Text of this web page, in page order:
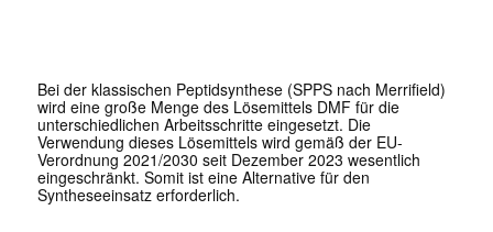
Bei der klassischen Peptidsynthese (SPPS nach ­Merrifield)
wird eine große Menge des Lösemittels DMF für die
unterschiedlichen Arbeitsschritte eingesetzt. Die
Verwendung dieses Lösemittels wird gemäß der EU-
Verordnung 2021/2030 seit Dezember 2023 wesentlich
eingeschränkt. Somit ist eine Alternative für den
Syntheseeinsatz erforderlich.